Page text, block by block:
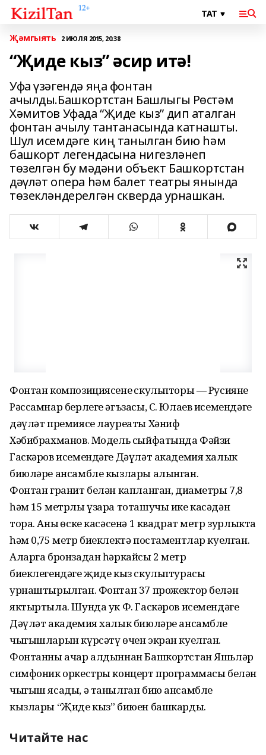
Җәмгыять 2 ИЮЛЯ 2015, 20:38
“Җиде кыз” әсир итә!
Уфа үзәгендә яңа фонтан
ачылды.Башкортстан Башлыгы Рөстәм
Хәмитов Уфада “Җиде кыз” дип аталган
фонтан ачылу тантанасында катнашты.
Шул исемдәге киң танылган бию һәм
башкорт легендасына нигезләнеп
төзелгән бу мәдәни объект Башкортстан
дәүләт опера һәм балет театры янында
төзекләндерелгән скверда урнашкан.
Фонтан композициясенең скульпторы — Русиянең
Рәссамнар берлеге әгъзасы, С. Юлаев исемендәге
дәүләт премиясе лауреаты Хәниф
Хәбибрахманов. Модель сыйфатында Фәйзи
Гаскәров исемендәге Дәүләт академия халык
биюләре ансамбле кызлары алынган.
Фонтан гранит белән капланган, диаметры 7,8
һәм 15 метрлы үзара тоташучы ике касәдән
тора. Аның өске касәсенә 1 квадрат метр зурлыкта
һәм 0,75 метр биеклектә постаментлар куелган.
Аларга бронзадан һәркайсы 2 метр
биеклегендәге җиде кыз скульптурасы
урнаштырылган. Фонтан 37 прожектор белән
яктыртыла. Шунда ук Ф. Гаскәров исемендәге
Дәүләт академия халык биюләре ансамбле
чыгышларын күрсәтү өчен экран куелган.
Фонтанны ачар алдыннан Башкортстан Яшьләр
симфоник оркестры концерт программасы белән
чыгыш ясады, ә танылган бию ансамбле
кызлары “Җиде кыз” биюен башкарды.
Читайте нас